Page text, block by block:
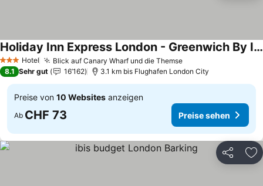
3 SterneHotel Blick auf Canary Wharf und die ThemsePreise sehen
Holiday Inn Express London - Greenwich By Ihg
Preise sehen
8.1 Sehr gut 16’162 3.1 km bis Flughafen London City
Preise von 10 Websites anzeigen
Ab CHF 73 Preise sehen
Teilen